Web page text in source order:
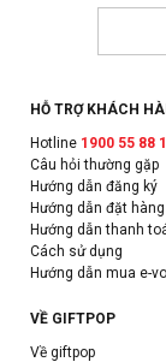
HỖ TRỢ KHÁCH
Hotline 1900 55 88
Câu hỏi thường gặp
Hướng dẫn đăng ký
Hướng dẫn đặt hàng
Hướng dẫn thanh
Cách sử dụng
Hướng dẫn mua e-
VỀ GIFTPOP
Về giftpop